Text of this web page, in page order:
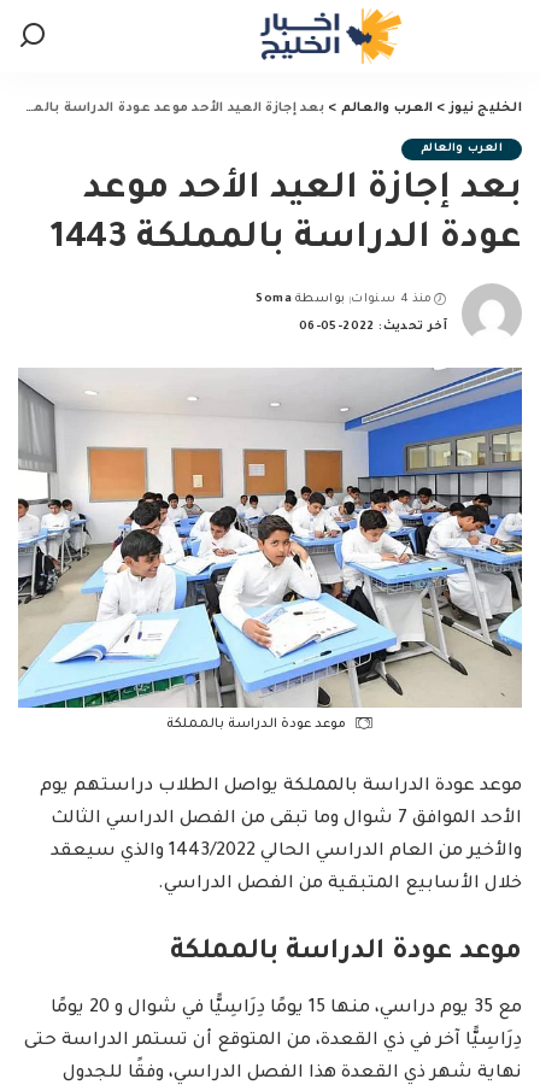
الخليج نيوز> العرب والعالم > بعد إجازة العيد الأحد موعد عودة الدراسة بالمملكة 1443
العرب والعالم
بعد إجازة العيد الأحد موعد
عودة الدراسة بالمملكة 1443
منذ 4 سنوات
Posted
by
بواسطة Soma
آخر تحديث: 2022-05-06
موعد عودة الدراسة بالمملكة
موعد عودة الدراسة بالمملكة يواصل الطلاب دراستهم يوم
الأحد الموافق 7 شوال وما تبقى من الفصل الدراسي الثالث
والأخير من العام الدراسي الحالي 1443/2022 والذي سيعقد
خلال الأسابيع المتبقية من الفصل الدراسي.
موعد عودة الدراسة بالمملكة
مع 35 يوم دراسي، منها 15 يومًا دِرَاسِيًّا في شوال و 20 يومًا
دِرَاسِيًّا آخر في ذي القعدة، من المتوقع أن تستمر الدراسة حتى
نهاية شهر ذي القعدة هذا الفصل الدراسي، وفقًا للجدول